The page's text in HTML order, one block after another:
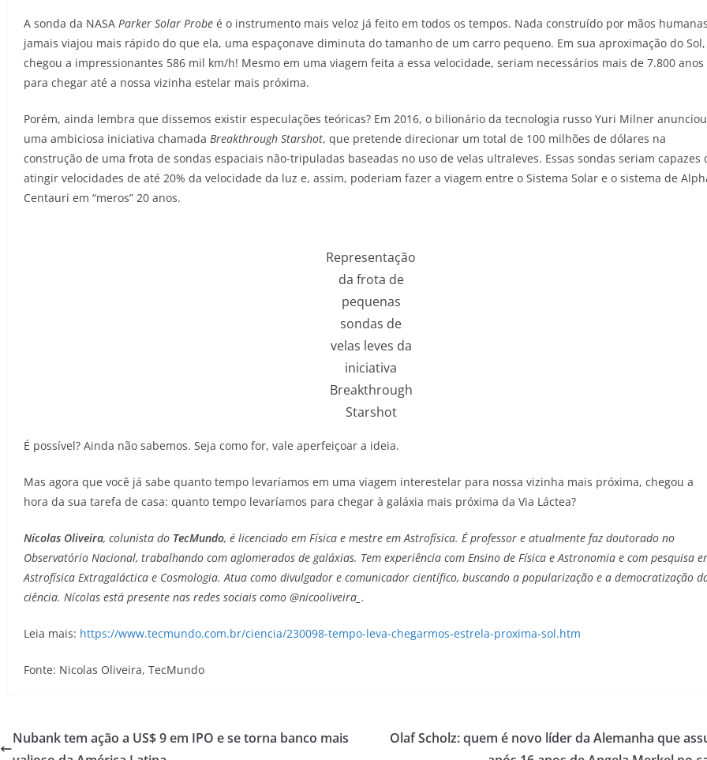
A sonda da NASA Parker Solar Probe é o instrumento mais veloz já feito em todos os tempos. Nada construído por mãos
jamais viajou mais rápido do que ela, uma espaçonave diminuta do tamanho de um carro pequeno. Em sua aproximação do Sol,
chegou a impressionantes 586 mil km/h! Mesmo em uma viagem feita a essa velocidade, seriam necessários mais de 7.800 anos
para chegar até a nossa vizinha estelar mais próxima.
Porém, ainda lembra que dissemos existir especulações teóricas? Em 2016, o bilionário da tecnologia russo Yuri Milner anunciou
uma ambiciosa iniciativa chamada Breakthrough Starshot, que pretende direcionar um total de 100 milhões de dólares na
construção de uma frota de sondas espaciais não-tripuladas baseadas no uso de velas ultraleves. Essas sondas seriam capazes
atingir velocidades de até 20% da velocidade da luz e, assim, poderiam fazer a viagem entre o Sistema Solar e o sistema de
Centauri em “meros” 20 anos.
Representação
da frota de
pequenas
sondas de
velas leves da
iniciativa
Breakthrough
Starshot
É possível? Ainda não sabemos. Seja como for, vale aperfeiçoar a ideia.
Mas agora que você já sabe quanto tempo levaríamos em uma viagem interestelar para nossa vizinha mais próxima, chegou a
hora da sua tarefa de casa: quanto tempo levaríamos para chegar à galáxia mais próxima da Via Láctea?
Nícolas Oliveira, colunista do TecMundo, é licenciado em Física e mestre em Astrofísica. É professor e atualmente faz doutorado no
Observatório Nacional, trabalhando com aglomerados de galáxias. Tem experiência com Ensino de Física e Astronomia e com pesquisa
Astrofísica Extragaláctica e Cosmologia. Atua como divulgador e comunicador científico, buscando a popularização e a democratização
ciência. Nícolas está presente nas redes sociais como @nicooliveira_.
Leia mais: https://www.tecmundo.com.br/ciencia/230098-tempo-leva-chegarmos-estrela-proxima-sol.htm
Fonte: Nicolas Oliveira, TecMundo
Nubank tem ação a US$ 9 em IPO e se torna banco mais
Olaf Scholz: quem é novo líder da Alemanha que